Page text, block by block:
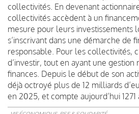
collectivités. En devenant
collectivités accèdent à un
mesure pour leurs investissements
s’inscrivant dans une démarche de
responsable. Pour les collectivités,
d’investir, tout en ayant une gestion
finances. Depuis le début de son
déjà octroyé plus de 12 milliards
en 2025, et compte aujourd’hui 1271